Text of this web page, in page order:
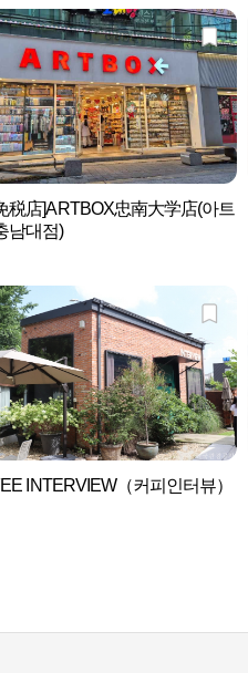
税店]ARTBOX忠南大学店(아트
남대점)
INTERVIEW（커피인터뷰）